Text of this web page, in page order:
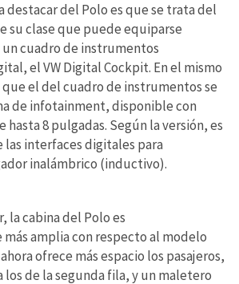
destacar del Polo es que se trata del
su clase que puede equiparse
cuadro de instrumentos
el VW Digital Cockpit. En el mismo
el del cuadro de instrumentos se
de infotainment, disponible con
8 pulgadas. Según la versión, es
interfaces digitales para
inalámbrico (inductivo).
la cabina del Polo es
amplia con respecto al modelo
ofrece más espacio los pasajeros,
de la segunda fila, y un maletero